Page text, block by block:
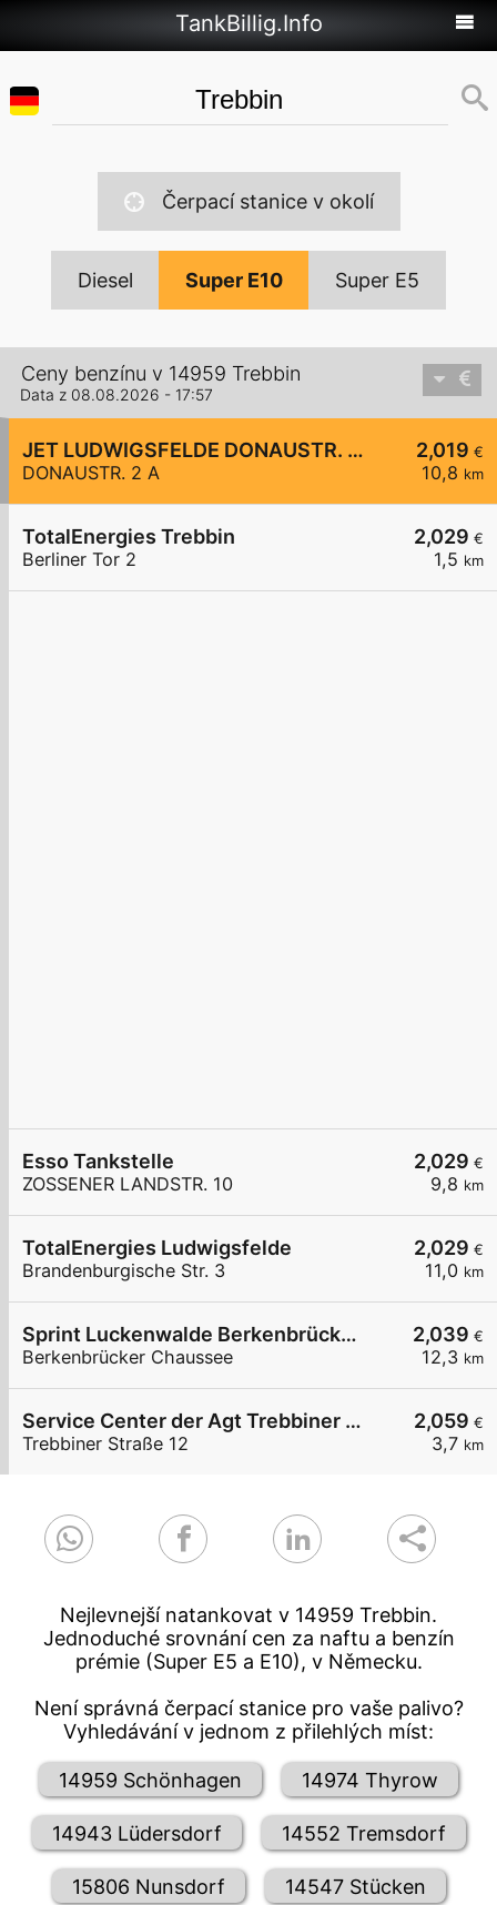
TankBillig.Info
Čerpací stanice v okolí
Diesel Super E10 Super E5
Ceny benzínu v 14959 Trebbin
Data z 08.08.2026 - 17:57
2,019 €
10,8 km
JET LUDWIGSFELDE DONAUSTR. 2 A
DONAUSTR. 2 A
2,029 €
1,5 km
TotalEnergies Trebbin
Berliner Tor 2
2,029 €
9,8 km
Esso Tankstelle
ZOSSENER LANDSTR. 10
2,029 €
11,0 km
TotalEnergies Ludwigsfelde
Brandenburgische Str. 3
2,039 €
12,3 km
Sprint Luckenwalde Berkenbrücker Chaussee
Berkenbrücker Chaussee
2,059 €
3,7 km
Service Center der Agt Trebbiner Straße 12
Trebbiner Straße 12
Nejlevnejší natankovat v 14959 Trebbin.
Jednoduché srovnání cen za naftu a benzín
prémie (Super E5 a E10), v Německu.
Není správná čerpací stanice pro vaše palivo?
Vyhledávání v jednom z přilehlých míst:
14959 Schönhagen 14974 Thyrow
14943 Lüdersdorf 14552 Tremsdorf
15806 Nunsdorf 14547 Stücken